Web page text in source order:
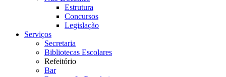
Estrutura
Concursos
Legislação
Serviços
Secretaria
Bibliotecas Escolares
Refeitório
Bar